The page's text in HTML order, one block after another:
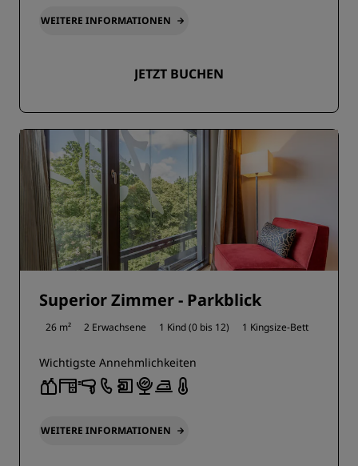
WEITERE INFORMATIONEN
JETZT BUCHEN
Superior Zimmer - Parkblick
26 m² 2 Erwachsene 1 Kind (0 bis 12) 1 Kingsize-Bett
Wichtigste Annehmlichkeiten
WEITERE INFORMATIONEN